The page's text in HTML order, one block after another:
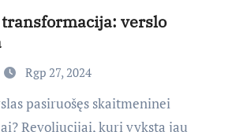
verslo
Rgp 27, 2024
pasiruošęs skaitmeninei
Revoliucijai, kuri vyksta jau